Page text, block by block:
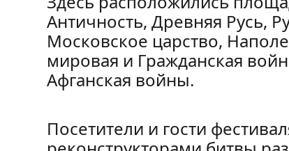
Античность, Древняя Русь,
Московское царство,
мировая и Гражданская
Афганская войны.
Посетители и гости